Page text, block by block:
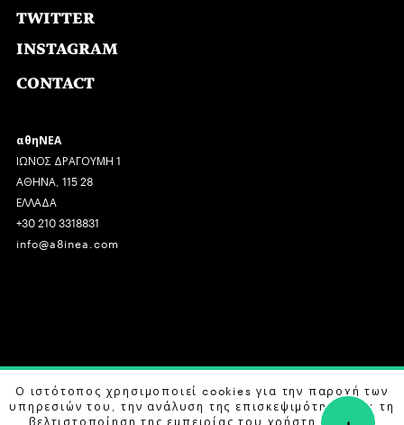
TWITTER
INSTAGRAM
CONTACT
αθηΝΕΑ
ΙΩΝΟΣ ΔΡΑΓΟΥΜΗ 1
ΑΘΗΝΑ, 115 28
ΕΛΛΑΔΑ
+30 210 3318831
info@a8inea.com
COPYRIGHT © 2026 αθηΝΕΑ, ALL RIGHTS RESERVED.
DESIGN BY G DESIGN STUDIO. DEVELOPED BYB LABS
Ο ιστότοπος χρησιμοποιεί cookies για την παροχή των
υπηρεσιών του, την ανάλυση της επισκεψιμότητας και τη
βελτιστοποίηση της εμπειρίας του χρήστη. Μάθετε